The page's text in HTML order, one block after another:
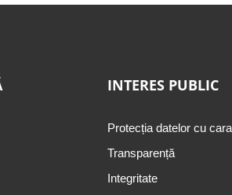
INTERES PUBLIC
Protecția datelor cu
Transparență
Integritate